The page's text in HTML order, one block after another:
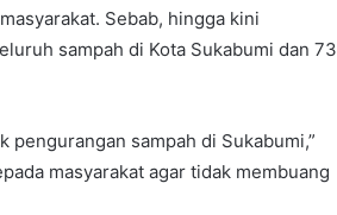
Sebab, hingga kini
sampah di Kota Sukabumi dan 73
pengurangan sampah di Sukabumi,”
masyarakat agar tidak membuang